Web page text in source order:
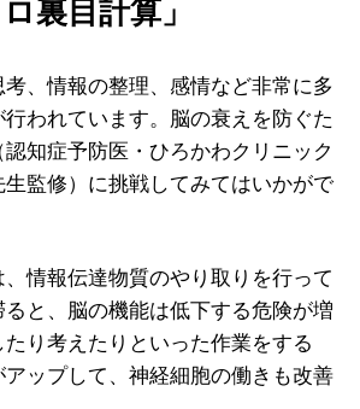
裏目計算」
、情報の整理、感情など非常に多
行われています。脳の衰えを防ぐた
知症予防医・ひろかわクリニック
生監修）に挑戦してみてはいかがで
情報伝達物質のやり取りを行って
と、脳の機能は低下する危険が増
り考えたりといった作業をする
アップして、神経細胞の働きも改善